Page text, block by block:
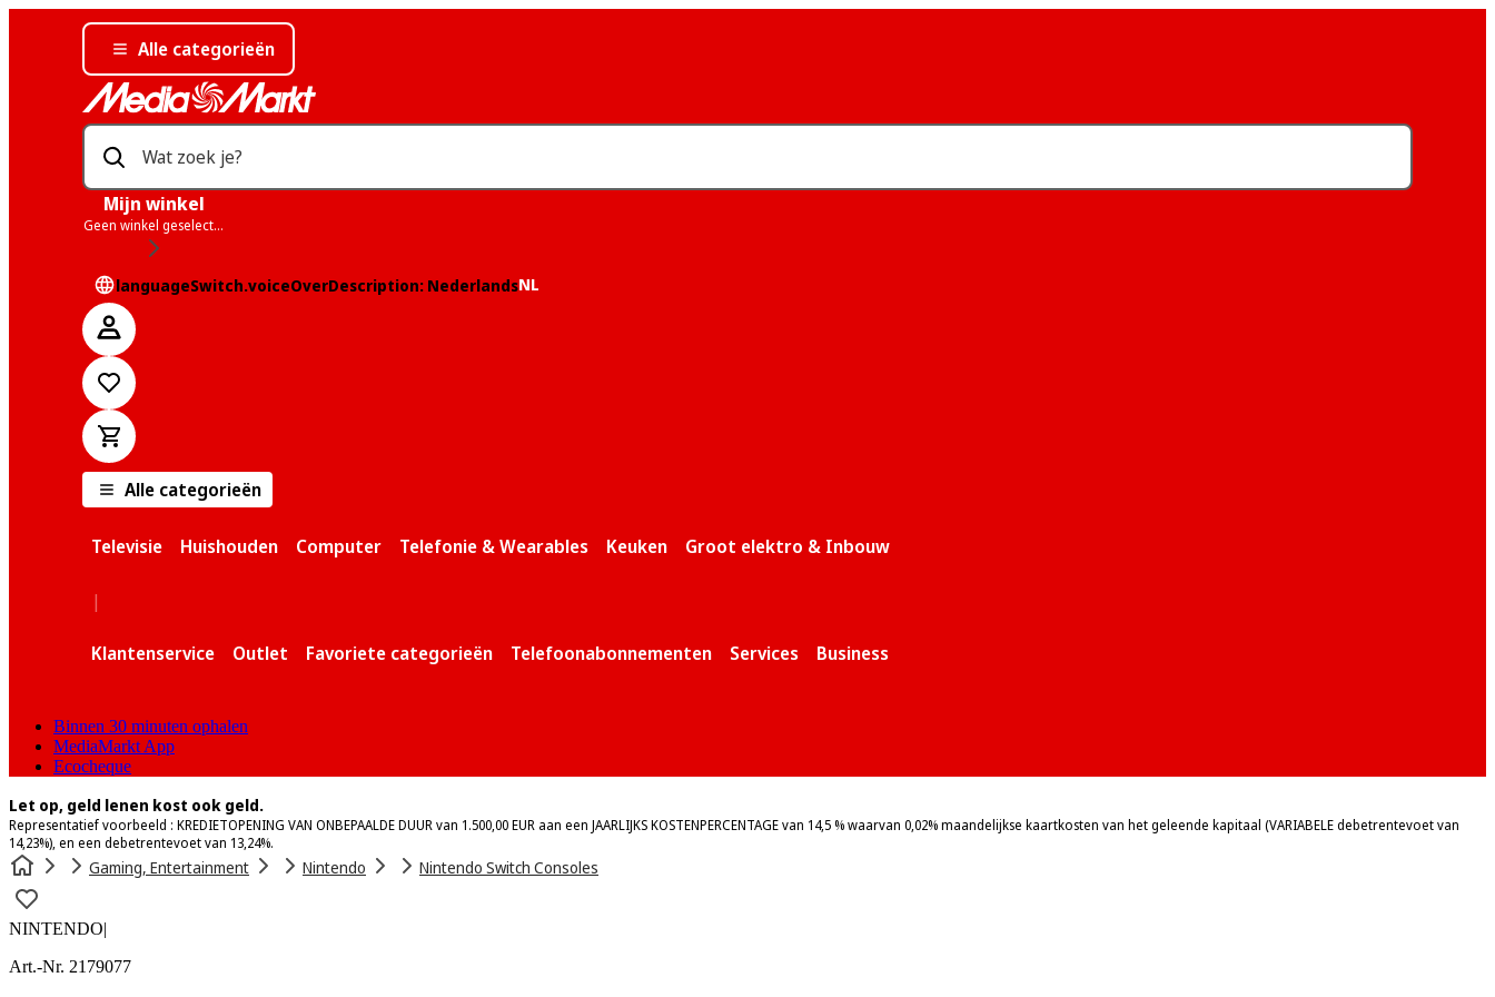
Alle categorieën
Wat zoek je?
Mijn winkel
Geen winkel geselecteerd
languageSwitch.voiceOverDescription: NederlandsNL
Alle categorieën
Televisie Huishouden Computer Telefonie & Wearables Keuken Groot elektro & Inbouw
|
Klantenservice Outlet Favoriete categorieën Telefoonabonnementen Services Business
Binnen 30 minuten ophalen
MediaMarkt App
Ecocheque
Let op, geld lenen kost ook geld.
Representatief voorbeeld : KREDIETOPENING VAN ONBEPAALDE DUUR van 1.500,00 EUR aan een JAARLIJKS KOSTENPERCENTAGE van 14,5 % waarvan 0,02% maandelijkse kaartkosten van het geleende kapitaal (VARIABELE debetrentevoet van
14,23%), en een debetrentevoet van 13,24%.
Gaming, Entertainment Nintendo Nintendo Switch Consoles
NINTENDO|
Art.-Nr. 2179077